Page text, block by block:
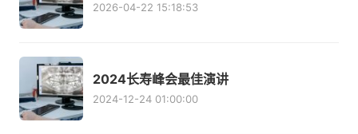
2026-04-22 15:18:53
2024长寿峰会最佳演讲
2024-12-24 01:00:00